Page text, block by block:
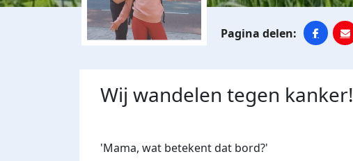
Wij wandelen tegen kanker!
'Mama, wat betekent dat bord?'